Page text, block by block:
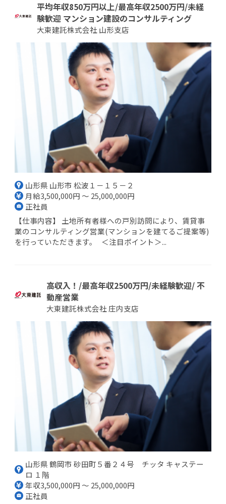
平均年収850万円以上/最高年収2500万円/未経
験歓迎 マンション建設のコンサルティング
大東建託株式会社 山形支店
山形県 山形市 松波１－１５－２
月給3,500,000円 ～ 25,000,000円
正社員
【仕事内容】 土地所有者様への戸別訪問により、賃貸事
業のコンサルティング営業(マンションを建てるご提案等)
を行っていただきます。 ＜注目ポイント＞...
高収入！/最高年収2500万円/未経験歓迎/ 不
動産営業
大東建託株式会社 庄内支店
山形県 鶴岡市 砂田町５番２４号 チッタ キャステー
ロ １階
年収3,500,000円 ～ 25,000,000円
正社員